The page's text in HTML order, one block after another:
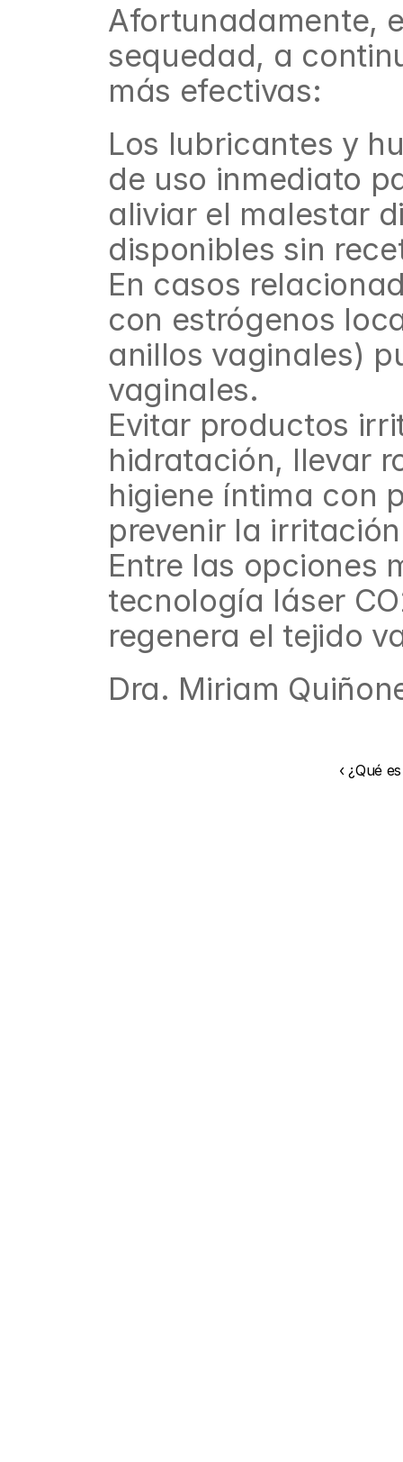
Afortunadamente,
sequedad, a
más efectivas:
Los lubricantes y
de uso inmediato
aliviar el malestar
disponibles sin
En casos
con estrógenos
anillos vaginales)
vaginales.
Evitar productos
hidratación, llevar
higiene íntima con
prevenir la
Entre las opciones
tecnología láser
regenera el tejido
Dra. Miriam
‹ ¿Qué